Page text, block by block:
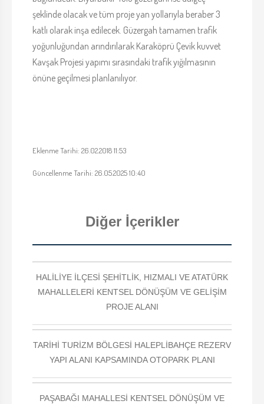
şeklinde olacak ve tüm proje yan yollarıyla beraber 3
katlı olarak inşa edilecek. Güzergah tamamen trafik
yoğunluğundan arındırılarak Karaköprü Çevik kuvvet
Kavşak Projesi yapımı sırasındaki trafik yığılmasının
önüne geçilmesi planlanılıyor.
Eklenme Tarihi: 26.02.2018 11:53
Güncellenme Tarihi: 26.05.2025 10:40
Diğer İçerikler
HALİLİYE İLÇESİ ŞEHİTLİK, HIZMALI VE ATATÜRK
MAHALLELERİ KENTSEL DÖNÜŞÜM VE GELİŞİM
PROJE ALANI
TARİHİ TURİZM BÖLGESİ HALEPLİBAHÇE REZERV
YAPI ALANI KAPSAMINDA OTOPARK PLANI
PAŞABAĞI MAHALLESİ KENTSEL DÖNÜŞÜM VE